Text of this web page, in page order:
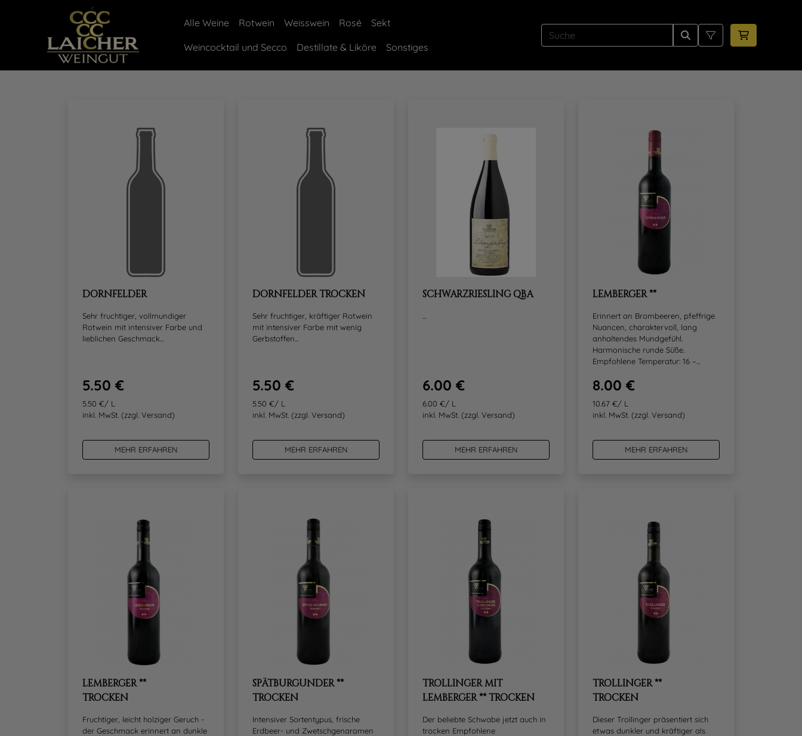
Alle Weine Rotwein Weisswein Rosé Sekt
Weincocktail und Secco Destillate & Liköre Sonstiges
DORNFELDER
Sehr fruchtiger, vollmundiger
Rotwein mit intensiver Farbe und
lieblichen Geschmack...
5.50 €
5.50 €/ L
inkl. MwSt. (zzgl. Versand)
MEHR ERFAHREN
DORNFELDER TROCKEN
Sehr fruchtiger, kräftiger Rotwein
mit intensiver Farbe mit wenig
Gerbstoffen...
5.50 €
5.50 €/ L
inkl. MwSt. (zzgl. Versand)
MEHR ERFAHREN
SCHWARZRIESLING QBA
6.00 €
6.00 €/ L
inkl. MwSt. (zzgl. Versand)
MEHR ERFAHREN
LEMBERGER **
Erinnert an Brombeeren, pfeffrige
Nuancen, charaktervoll, lang
anhaltendes Mundgefühl.
Harmonische runde Süße.
Empfohlene Temperatur: 16 –...
8.00 €
10.67 €/ L
inkl. MwSt. (zzgl. Versand)
MEHR ERFAHREN
LEMBERGER **
TROCKEN
Fruchtiger, leicht holziger Geruch -
der Geschmack erinnert an dunkle
SPÄTBURGUNDER **
TROCKEN
Intensiver Sortentypus, frische
Erdbeer- und Zwetschgenaromen
TROLLINGER MIT
LEMBERGER ** TROCKEN
Der beliebte Schwabe jetzt auch in
trocken Empfohlene
TROLLINGER **
TROCKEN
Dieser Trollinger präsentiert sich
etwas dunkler und kräftiger als